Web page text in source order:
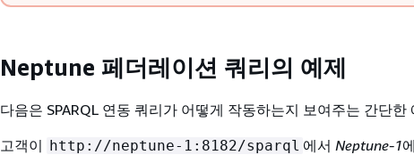
Neptune 페더레이션 쿼리의 예제
다음은 SPARQL 연동 쿼리가 어떻게 작동하는지 보여주는 간단한
고객이 http://neptune-1:8182/sparql 에서 Neptune-1